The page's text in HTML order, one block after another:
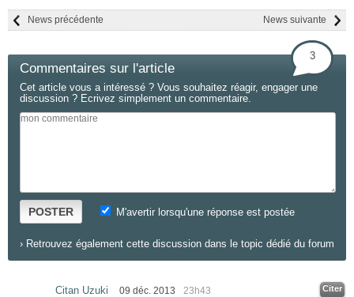
News suivante
News précédente
Commentaires sur l'article
3
Cet article vous a intéressé ? Vous souhaitez réagir, engager une
discussion ? Ecrivez simplement un commentaire.
POSTER M'avertir lorsqu'une réponse est postée
› Retrouvez également cette discussion dans le topic dédié du forum
Citan Uzuki 09 déc. 2013 23h43 Citer